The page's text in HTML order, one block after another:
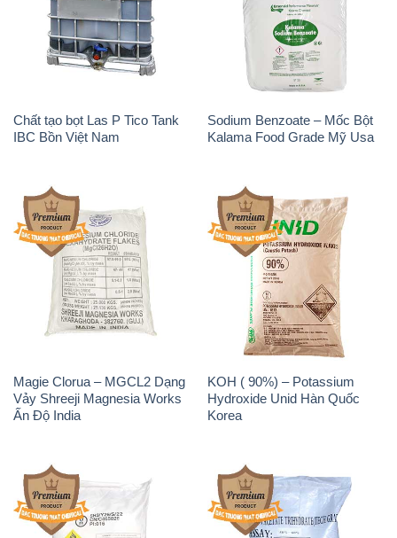
Chất tạo bọt Las P Tico Tank
IBC Bồn Việt Nam
Sodium Benzoate – Mốc Bột
Kalama Food Grade Mỹ Usa
Magie Clorua – MGCL2 Dạng
Vảy Shreeji Magnesia Works
Ấn Độ India
KOH ( 90%) – Potassium
Hydroxide Unid Hàn Quốc
Korea